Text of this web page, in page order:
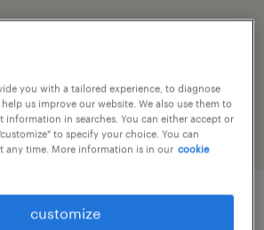
& support services
you with a tailored experience, to diagnose
us improve our website. We also use them to
information in searches. You can either accept or
to specify your choice. You can
any time. More information is in our cookie
customize